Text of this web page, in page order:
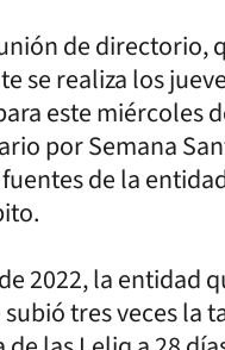
de directorio,
se realiza los
este miércoles
por Semana
de la
2022, la entidad
tres veces la